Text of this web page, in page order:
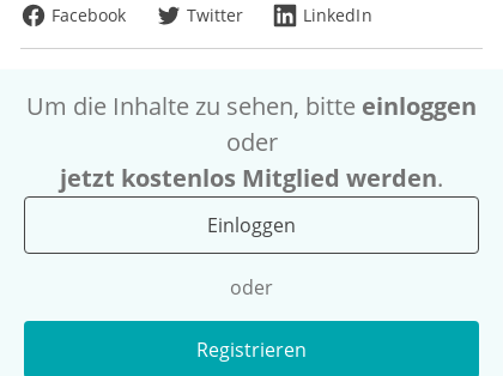
Facebook
Twitter LinkedIn
Um die Inhalte zu sehen, bitte einloggen
oder
jetzt kostenlos Mitglied werden.
Einloggen
oder
Registrieren